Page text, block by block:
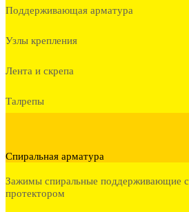
Поддерживающая арматура
Узлы крепления
Лента и скрепа
Талрепы
Спиральная арматура
Зажимы спиральные поддерживающие с
протектором